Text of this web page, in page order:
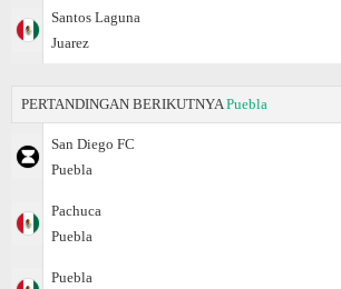
Santos Laguna
Juаrez
PERTANDINGAN BERIKUTNYA Puebla
San Diego FC
Puebla
Pachuca
Puebla
Puebla